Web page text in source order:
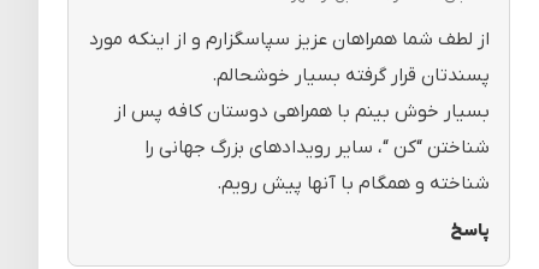
از لطف شما همراهان عزیز سپاسگزارم و از اینکه مورد
پسندتان قرار گرفته بسیار خوشحالم.
بسیار خوش بینم با همراهی دوستان کافه پس از
شناختن “کن “، سایر رویدادهای بزرگ جهانی را
شناخته و همگام با آنها پیش رویم.
پاسخ